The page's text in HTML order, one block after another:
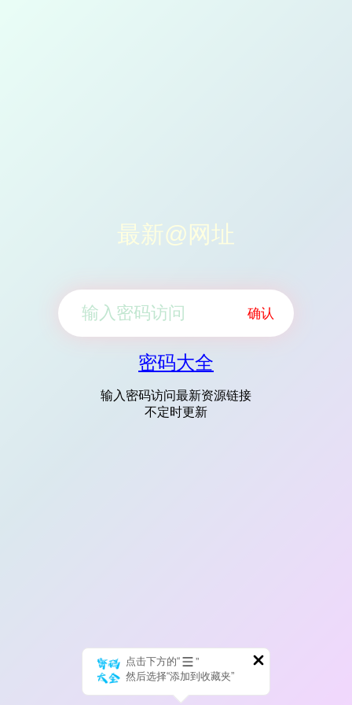
最新@网址
确认
密码大全
输入密码访问最新资源链接
不定时更新
点击下方的“
”
然后选择“添加到收藏夹”